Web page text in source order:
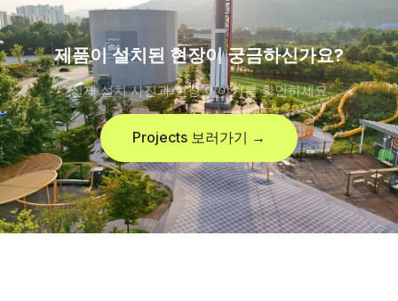
제품이 설치된 현장이 궁금하신가요?
실제 설치 사진과 현장 이야기를 확인하세요
Projects 보러가기 →